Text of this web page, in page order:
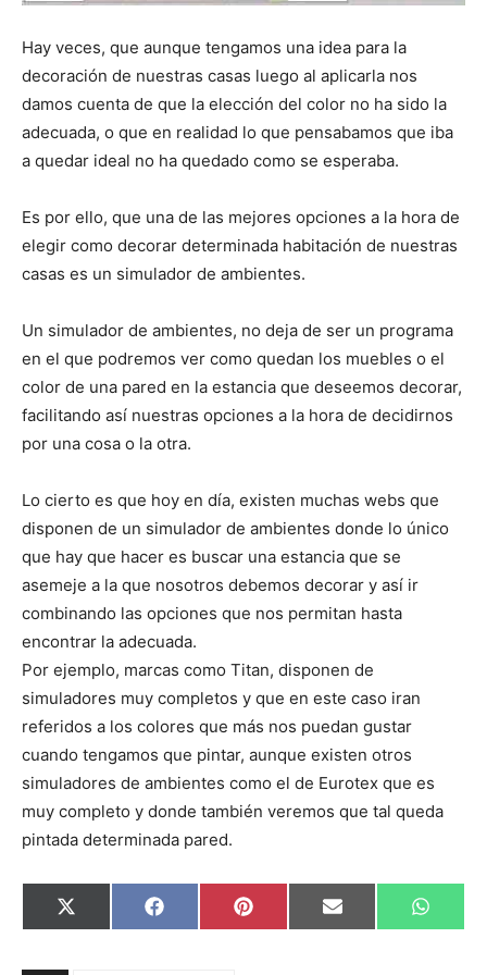
Hay veces, que aunque tengamos una idea para la
decoración de nuestras casas luego al aplicarla nos
damos cuenta de que la elección del color no ha sido la
adecuada, o que en realidad lo que pensabamos que iba
a quedar ideal no ha quedado como se esperaba.
Es por ello, que una de las mejores opciones a la hora de
elegir como decorar determinada habitación de nuestras
casas es un simulador de ambientes.
Un simulador de ambientes, no deja de ser un programa
en el que podremos ver como quedan los muebles o el
color de una pared en la estancia que deseemos decorar,
facilitando así nuestras opciones a la hora de decidirnos
por una cosa o la otra.
Lo cierto es que hoy en día, existen muchas webs que
disponen de un simulador de ambientes donde lo único
que hay que hacer es buscar una estancia que se
asemeje a la que nosotros debemos decorar y así ir
combinando las opciones que nos permitan hasta
encontrar la adecuada.
Por ejemplo, marcas como Titan, disponen de
simuladores muy completos y que en este caso iran
referidos a los colores que más nos puedan gustar
cuando tengamos que pintar, aunque existen otros
simuladores de ambientes como el de Eurotex que es
muy completo y donde también veremos que tal queda
pintada determinada pared.
C
o
X
(
C
o
F
a
C
o
P
i
C
o
E
m
C
o
W
h